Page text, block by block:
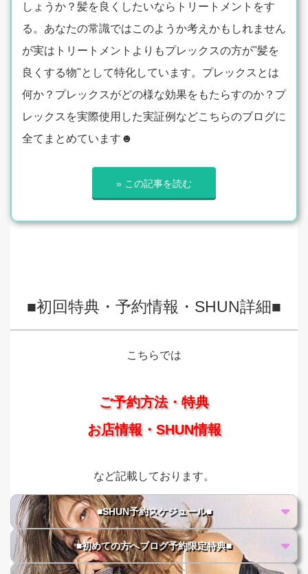
しょうか？髪を良くしたいならトリートメントをす
る。あなたの常識ではこのようか考えかもしれません
が実はトリートメントよりもプレックスの方が"髪を
良くする物"として特化しています。プレックスとは
何か？プレックスがどの様な効果をもたらすのか？プ
レックスを実際使用した実証例などこちらのブログに
全てまとめています☻
» この記事を読む
■初回特典・予約情報・SHUN詳細■
こちらでは
ご予約方法・特典
お店情報・SHUN情報
など記載しております。
■SHUN予約スケジュール■
■初めての方へブログ予約限定特典■